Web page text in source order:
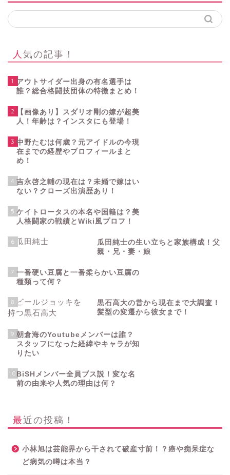
人気の記事！
1 アウトサイダー出身の有名選手は
誰？総合格闘技団体の特徴まとめ！
2
【画像あり】スダリオ剛の嫁が超美
人！年齢は？インスタにも登場！
3 中野たむは何歳？元アイドルの今現
在までの経歴やプロフィールまと
め！
4 吉永啓之輔の現在は？未婚で嫁はい
ない？クローズ出演歴あり！
5 ケイトロータスの本名や国籍は？美
人格闘家の戦績とWiki風プロフ！
6
瓜田純士の生い立ちと家族構成！父
親・兄・妻・娘
7 一番硬い豆腐と一番柔らかい豆腐の
種類って何？
8
黒石高大の昔から現在まで大調査！
髪型の変遷から彼女まで！
9 朝倉海のYoutubeメンバーは誰？
スタッフになった経緯やキャラが知
りたい
10 BiSHメンバー全員ブス説！変な名
前の由来や人気の理由は何？
最近の投稿！
小林旭は芸能界から干されて破産寸前！？癌や痴呆症な
ど病気の噂は本当？